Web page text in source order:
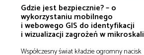
Gdzie jest bezpiecznie? – o
wykorzystaniu mobilnego
i webowego GIS do identyfikacji
i wizualizacji zagrożeń w mikroskali
Współczesny świat kładzie ogromny nacisk